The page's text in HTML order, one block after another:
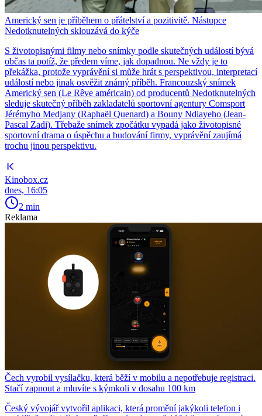
Americký sen je příběhem o přátelství a pozitivitě. Nástupce
Nedotknutelných sklouzává do kýče
S životopisnými filmy nebo snímky podle skutečných událostí bývá
občas ta potíž, že předem víme, jak dopadnou. Ne vždy je to
překážka, protože vyprávění si může hrát s perspektivou, interpretací
událostí nebo jinak osvěžit známý příběh. Francouzský snímek
Americký sen (Le Rêve américain) od producentů Nedotknutelných
sleduje skutečný příběh zakladatelů sportovní agentury Comsport
Jérémyho Medjany (Raphaël Quenard) a Bouny Ndiayeho (Jean-
Pascal Zadi). Třebaže snímek zpočátku vypadá jako životopisné
sportovní drama o úspěchu a budování firmy, vyprávění zaujímá
trochu jinou perspektivu.
Kinobox.cz
dnes, 16:05
2 min
Reklama
Čech vyrobil vysílačku, která běží v mobilu a nepotřebuje registraci.
Stačí zapnout a mluvíte s kýmkoli v dosahu 100 km
Český vývojář vytvořil aplikaci, která promění jakýkoli telefon i